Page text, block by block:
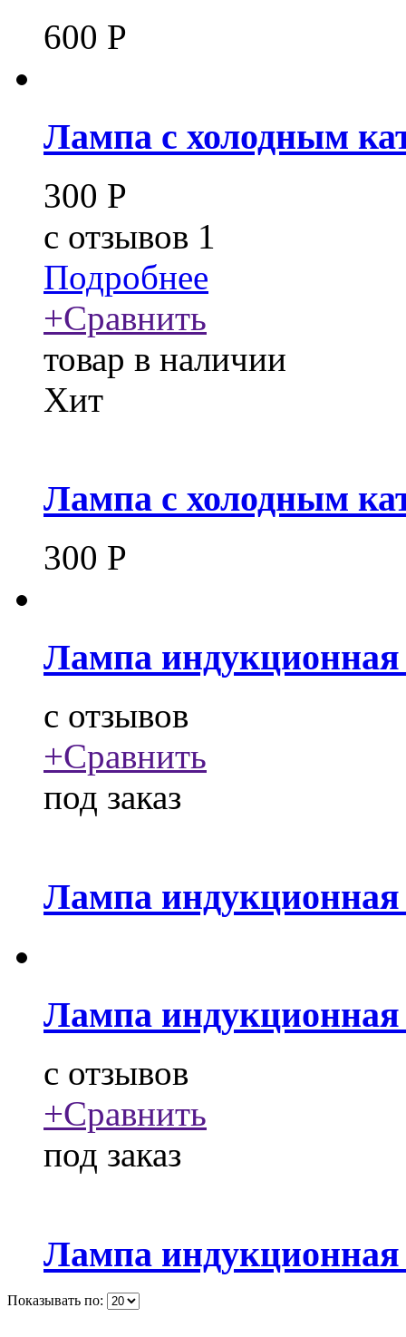
600 Р
Лампа с холодным
300 Р
c отзывов 1
Подробнее
+Сравнить
товар в наличии
Хит
Лампа с холодным
300 Р
Лампа индукционная
c отзывов
+Сравнить
под заказ
Лампа индукционная
Лампа индукционная
c отзывов
+Сравнить
под заказ
Лампа индукционная
Показывать по: